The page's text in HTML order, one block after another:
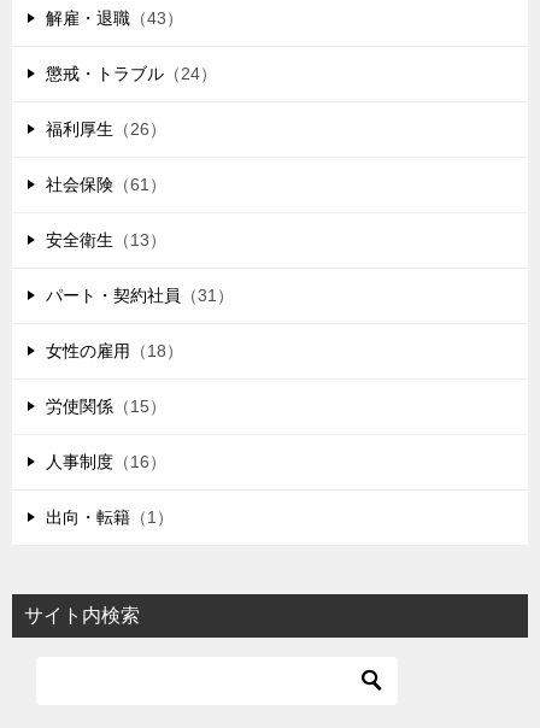
解雇・退職 （43）
懲戒・トラブル （24）
福利厚生 （26）
社会保険 （61）
安全衛生 （13）
パート・契約社員 （31）
女性の雇用 （18）
労使関係 （15）
人事制度 （16）
出向・転籍 （1）
サイト内検索